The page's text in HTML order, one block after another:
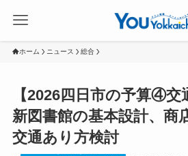
ホーム ニュース 総合
【2026四日市の予算④交
新図書館の基本設計、商
交通あり方検討